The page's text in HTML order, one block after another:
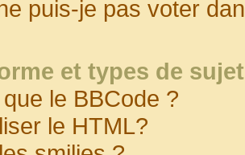
puis-je pas voter
et types de
le BBCode ?
le HTML?